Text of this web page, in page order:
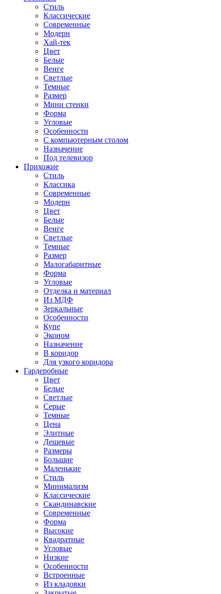
Стиль
Классические
Современные
Модерн
Хай-тек
Цвет
Белые
Венге
Светлые
Темные
Размер
Мини стенки
Форма
Угловые
Особенности
С компьютерным столом
Назначение
Под телевизор
Прихожие
Стиль
Классика
Современные
Модерн
Цвет
Белые
Венге
Светлые
Темные
Размер
Малогабаритные
Форма
Угловые
Отделка и материал
Из МДФ
Зеркальные
Особенности
Купе
Эконом
Назначение
В коридор
Для узкого коридора
Гардеробные
Цвет
Белые
Светлые
Серые
Темные
Цена
Элитные
Дешевые
Размеры
Большие
Маленькие
Стиль
Минимализм
Классические
Скандинавские
Современные
Форма
Высокие
Квадратные
Угловые
Низкие
Особенности
Встроенные
Из кладовки